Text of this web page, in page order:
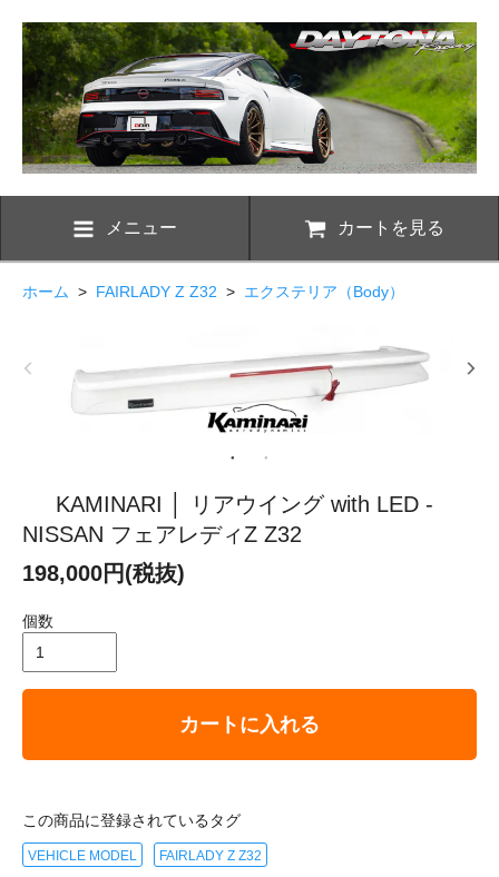
メニュー カートを見る
ホーム > FAIRLADY Z Z32 > エクステリア（Body）
KAMINARI │ リアウイング with LED -
NISSAN フェアレディZ Z32
198,000円(税抜)
個数
カートに入れる
この商品に登録されているタグ
VEHICLE MODEL FAIRLADY Z Z32